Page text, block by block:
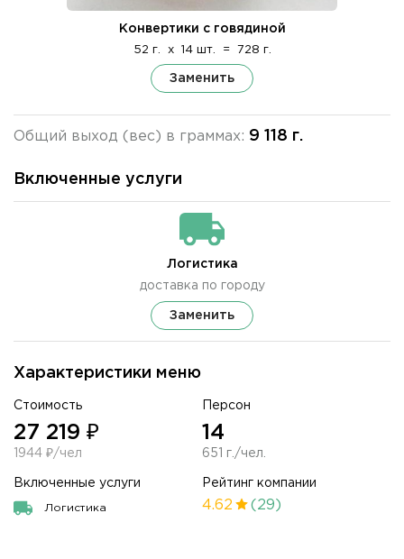
Характеристики меню
Стоимость
27 219 ₽
1944 ₽/чел
Персон
14
651 г./чел.
Включенные услуги
Логистика
Рейтинг компании
4.62 (29)
Конвертики с говядиной
52 г. x 14 шт. = 728 г.
Заменить
Общий выход (вес) в граммах: 9 118 г.
Включенные услуги
Логистика
доставка по городу
Заменить